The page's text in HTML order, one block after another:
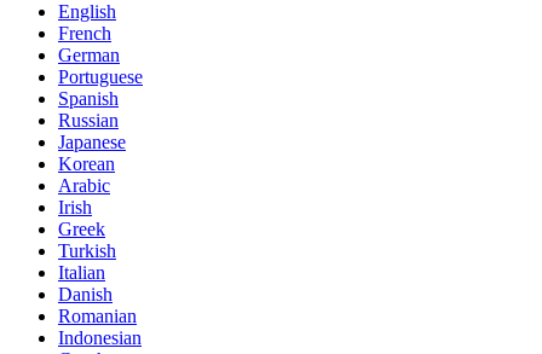
English
French
German
Portuguese
Spanish
Russian
Japanese
Korean
Arabic
Irish
Greek
Turkish
Italian
Danish
Romanian
Indonesian